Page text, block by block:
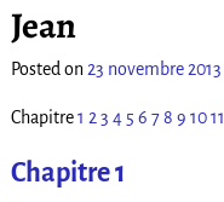
Jean
Posted on23 novembre 2013
Chapitre1 23 4 5 6 78 9 1011
Chapitre 1